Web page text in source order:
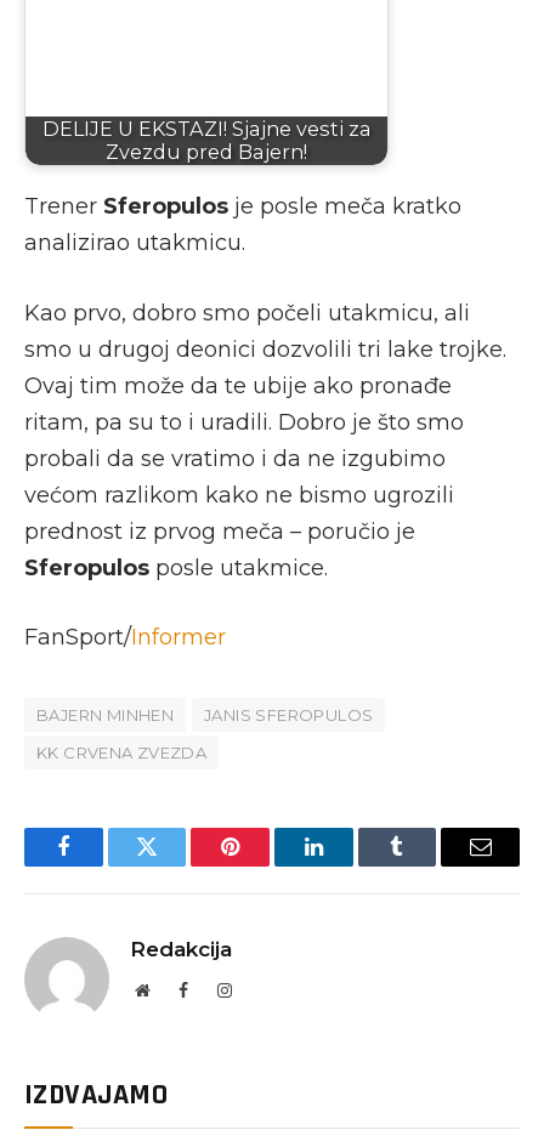
DELIJE U EKSTAZI! Sjajne vesti za
Zvezdu pred Bajern!
Trener Sferopulos je posle meča kratko
analizirao utakmicu.
Kao prvo, dobro smo počeli utakmicu, ali
smo u drugoj deonici dozvolili tri lake trojke.
Ovaj tim može da te ubije ako pronađe
ritam, pa su to i uradili. Dobro je što smo
probali da se vratimo i da ne izgubimo
većom razlikom kako ne bismo ugrozili
prednost iz prvog meča – poručio je
Sferopulos posle utakmice.
FanSport/Informer
BAJERN MINHEN
JANIS SFEROPULOS
KK CRVENA ZVEZDA
FacebookTwitter Pinterest LinkedInTumblr Email
Redakcija
WebsiteFacebookInstagram
IZDVAJAMO